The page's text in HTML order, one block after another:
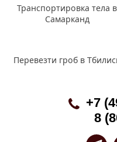
Транспортировка тела в
Самарканд
Перевезти гроб в
+7
8